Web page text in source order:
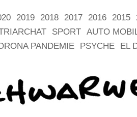
2019 2018 2017 2016 2015
SPORT AUTO
PANDEMIE PSYCHE EL